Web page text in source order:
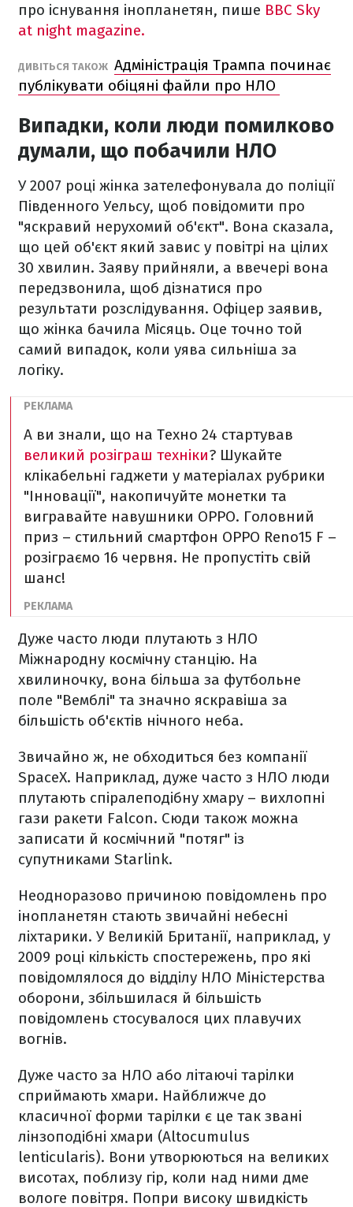
про існування інопланетян, пише BBC Sky
at night magazine.
ДИВІТЬСЯ ТАКОЖ Адміністрація Трампа починає
публікувати обіцяні файли про НЛО
Випадки, коли люди помилково
думали, що побачили НЛО
У 2007 році жінка зателефонувала до поліції
Південного Уельсу, щоб повідомити про
"яскравий нерухомий об'єкт". Вона сказала,
що цей об'єкт який завис у повітрі на цілих
30 хвилин. Заяву прийняли, а ввечері вона
передзвонила, щоб дізнатися про
результати розслідування. Офіцер заявив,
що жінка бачила Місяць. Оце точно той
самий випадок, коли уява сильніша за
логіку.
А ви знали, що на Техно 24 стартував
великий розіграш техніки? Шукайте
клікабельні гаджети у матеріалах рубрики
"Інновації", накопичуйте монетки та
вигравайте навушники OPPO. Головний
приз – стильний смартфон ОРРО Reno15 F –
розіграємо 16 червня. Не пропустіть свій
шанс!
Дуже часто люди плутають з НЛО
Міжнародну космічну станцію. На
хвилиночку, вона більша за футбольне
поле "Вемблі" та значно яскравіша за
більшість об'єктів нічного неба.
Звичайно ж, не обходиться без компанії
SpaceX. Наприклад, дуже часто з НЛО люди
плутають спіралеподібну хмару – вихлопні
гази ракети Falcon. Сюди також можна
записати й космічний "потяг" із
супутниками Starlink.
Неодноразово причиною повідомлень про
інопланетян стають звичайні небесні
ліхтарики. У Великій Британії, наприклад, у
2009 році кількість спостережень, про які
повідомлялося до відділу НЛО Міністерства
оборони, збільшилася й більшість
повідомлень стосувалося цих плавучих
вогнів.
Дуже часто за НЛО або літаючі тарілки
сприймають хмари. Найближче до
класичної форми тарілки є це так звані
лінзоподібні хмари (Altocumulus
lenticularis). Вони утворюються на великих
висотах, поблизу гір, коли над ними дме
вологе повітря. Попри високу швидкість